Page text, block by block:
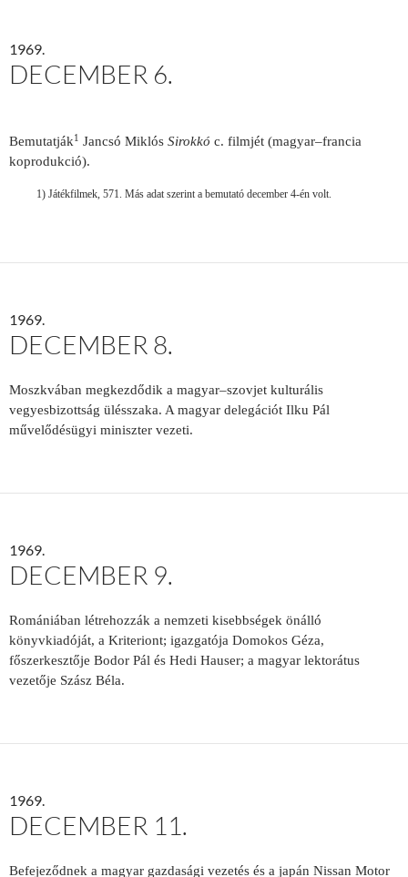
1969.
DECEMBER 6.
Bemutatják1 Jancsó Miklós Sirokkó c. filmjét (magyar–francia
koprodukció).
1) Játékfilmek, 571. Más adat szerint a bemutató december 4-én volt.
1969.
DECEMBER 8.
Moszkvában megkezdődik a magyar–szovjet kulturális
vegyesbizottság ülésszaka. A magyar delegációt Ilku Pál
művelődésügyi miniszter vezeti.
1969.
DECEMBER 9.
Romániában létrehozzák a nemzeti kisebbségek önálló
könyvkiadóját, a Kriteriont; igazgatója Domokos Géza,
főszerkesztője Bodor Pál és Hedi Hauser; a magyar lektorátus
vezetője Szász Béla.
1969.
DECEMBER 11.
Befejeződnek a magyar gazdasági vezetés és a japán Nissan Motor